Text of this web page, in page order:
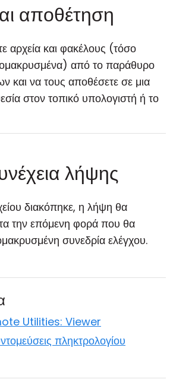
αποθέτηση
αρχεία και φακέλους (τόσο
από το παράθυρο
και να τους αποθέσετε σε μια
στον τοπικό υπολογιστή ή το
λήψης
διακόπηκε, η λήψη θα
την επόμενη φορά που θα
συνεδρία ελέγχου.
Utilities: Viewer
πληκτρολογίου